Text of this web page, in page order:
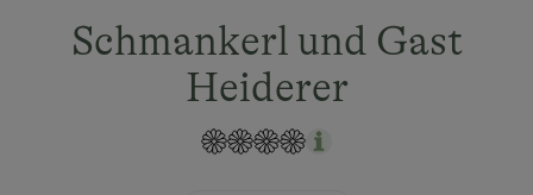
Schmankerl und Gast
Heiderer